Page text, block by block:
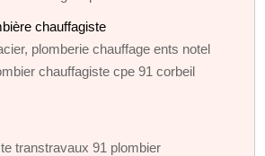
chauffagiste
plomberie chauffage ents notel
chauffagiste cpe 91 corbeil
transtravaux 91 plombier